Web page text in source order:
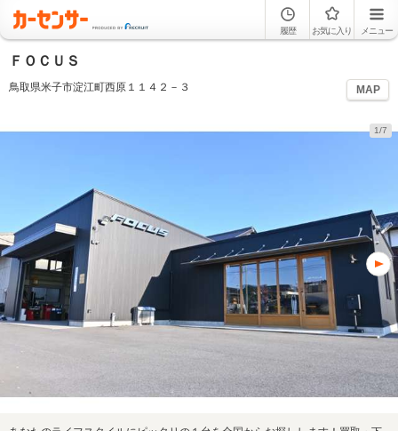
履歴 お気に入り メニュー
ＦＯＣＵＳ
鳥取県米子市淀江町西原１１４２－３ MAP
1/7